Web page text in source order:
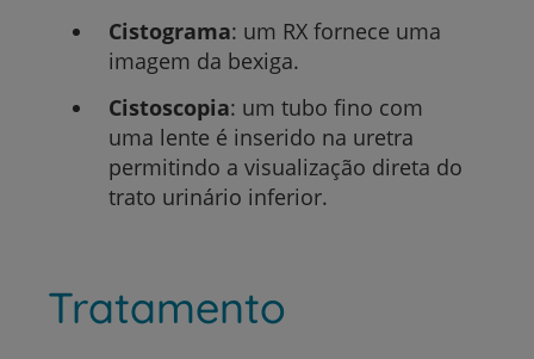
Cistograma: um RX fornece uma
imagem da bexiga.
Cistoscopia: um tubo fino com
uma lente é inserido na uretra
permitindo a visualização direta do
trato urinário inferior.
Tratamento